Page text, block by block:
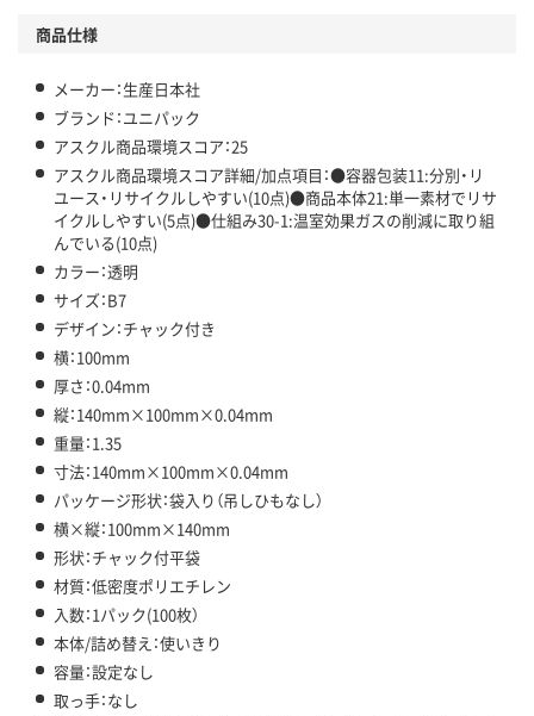
商品仕様
メーカー：生産日本社
ブランド：ユニパック
アスクル商品環境スコア：25
アスクル商品環境スコア詳細/加点項目：●容器包装11:分別・リ
ユース・リサイクルしやすい(10点)●商品本体21:単一素材でリサ
イクルしやすい(5点)●仕組み30-1:温室効果ガスの削減に取り組
んでいる(10点)
カラー：透明
サイズ：B7
デザイン：チャック付き
横：100mm
厚さ：0.04mm
縦：140mm×100mm×0.04mm
重量：1.35
寸法：140mm×100mm×0.04mm
パッケージ形状：袋入り（吊しひもなし）
横×縦：100mm×140mm
形状：チャック付平袋
材質：低密度ポリエチレン
入数：1パック(100枚）
本体/詰め替え：使いきり
容量：設定なし
取っ手：なし